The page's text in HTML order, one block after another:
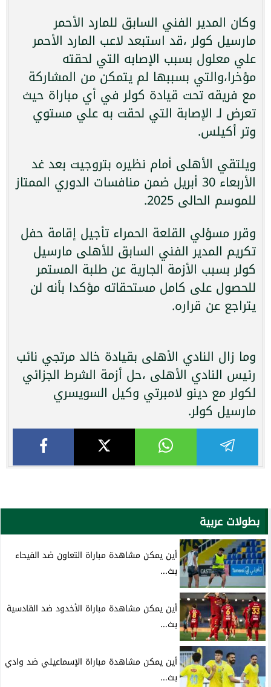
وكان المدير الفني السابق للمارد الأحمر
مارسيل كولر ،قد استبعد لاعب المارد الأحمر
علي معلول بسبب الإصابه التي لحقته
مؤخرا،والتي بسببها لم يتمكن من المشاركة
مع فريقه تحت قيادة كولر في أي مباراة حيث
تعرض لـ الإصابة التي لحقت به علي مستوي
وتر أكيلس.
ويلتقي الأهلى أمام نظيره بتروجيت بعد غد
الأربعاء 30 أبريل ضمن منافسات الدوري الممتاز
للموسم الحالى 2025.
وقرر مسؤلي القلعة الحمراء تأجيل إقامة حفل
تكريم المدير الفني السابق للأهلى مارسيل
كولر بسبب الأزمة الجارية عن طلبة المستمر
للحصول على كامل مستحقاته مؤكدا بأنه لن
يتراجع عن قراره.
وما زال النادي الأهلى بقيادة خالد مرتجي نائب
رئيس النادي الأهلى ،حل أزمة الشرط الجزائي
لكولر مع دينو لامبرتي وكيل السويسري
مارسيل كولر.
بطولات عربية
أين يمكن مشاهدة مباراة التعاون ضد الفيحاء
بث...
أين يمكن مشاهدة مباراة الأخدود ضد القادسية
بث...
أين يمكن مشاهدة مباراة الإسماعيلي ضد وادي
بث...